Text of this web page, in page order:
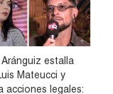
Aránguiz estalla
Mateucci y
acciones legales: